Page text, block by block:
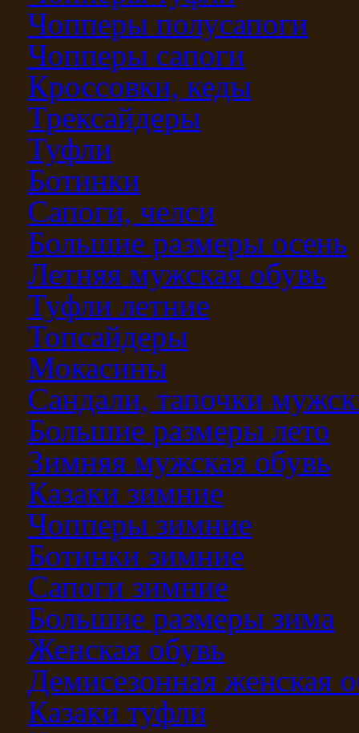
Чопперы полусапоги
Чопперы сапоги
Кроссовки, кеды
Трексайдеры
Туфли
Ботинки
Сапоги, челси
Большие размеры осень
Летняя мужская обувь
Туфли летние
Топсайдеры
Мокасины
Сандали, тапочки
Большие размеры лето
Зимняя мужская обувь
Казаки зимние
Чопперы зимние
Ботинки зимние
Сапоги зимние
Большие размеры зима
Женская обувь
Демисезонная женская
Казаки туфли